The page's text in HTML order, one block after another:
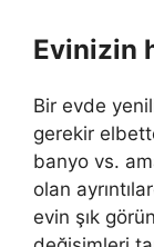
Evinizin
Bir evde
gerekir
banyo vs.
olan
evin şık